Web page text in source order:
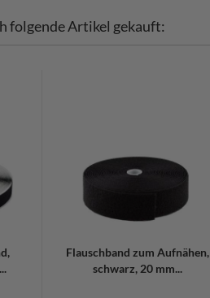
folgende Artikel gekauft:
Flauschband zum Aufnähen,
schwarz, 20 mm...